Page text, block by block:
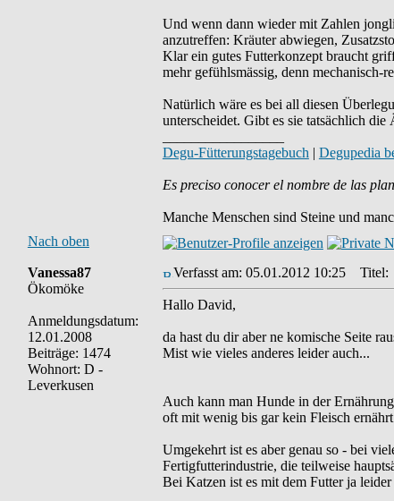
Und wenn dann wieder mit Zahlen
anzutreffen: Kräuter abwiegen,
Klar ein gutes Futterkonzept braucht
mehr gefühlsmässig, denn mechanisch-
Natürlich wäre es bei all diesen
unterscheidet. Gibt es sie tatsächlich
Degu-Fütterungstagebuch | Degupedia
Es preciso conocer el nombre de las
Manche Menschen sind Steine und
Nach oben
Vanessa87
Ökomöke
Anmeldungsdatum:
12.01.2008
Beiträge: 1474
Wohnort: D -
Leverkusen
Verfasst am: 05.01.2012 10:25 Titel:
Hallo David,
da hast du dir aber ne komische Seite
Mist wie vieles anderes leider auch...
Auch kann man Hunde in der
oft mit wenig bis gar kein Fleisch
Umgekehrt ist es aber genau so - bei
Fertigfutterindustrie, die teilweise
Bei Katzen ist es mit dem Futter ja